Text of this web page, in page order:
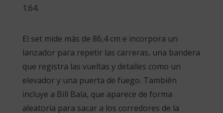
1:64.
El set mide más de 86,4 cm e incorpora un
lanzador para repetir las carreras, una bandera
que registra las vueltas y detalles como un
elevador y una puerta de fuego. También
incluye a Bill Bala, que aparece de forma
aleatoria para sacar a los corredores de la